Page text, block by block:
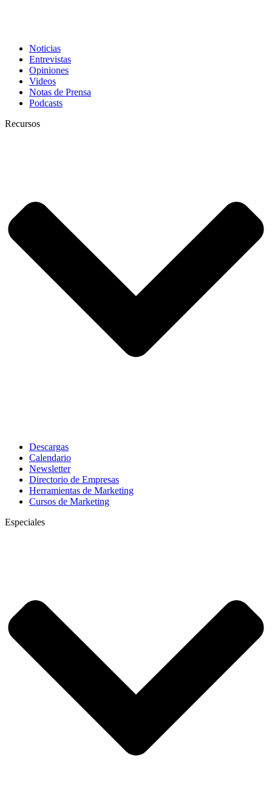
Noticias
Entrevistas
Opiniones
Videos
Notas de Prensa
Podcasts
Recursos
Descargas
Calendario
Newsletter
Directorio de Empresas
Herramientas de Marketing
Cursos de Marketing
Especiales